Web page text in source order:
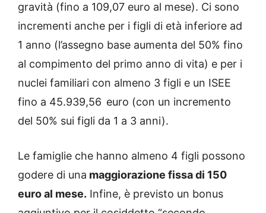
gravità (fino a 109,07 euro al mese). Ci sono
incrementi anche per i figli di età inferiore ad
1 anno (l’assegno base aumenta del 50% fino
al compimento del primo anno di vita) e per i
nuclei familiari con almeno 3 figli e un ISEE
fino a 45.939,56 euro (con un incremento
del 50% sui figli da 1 a 3 anni).
Le famiglie che hanno almeno 4 figli possono
godere di una maggiorazione fissa di 150
euro al mese. Infine, è previsto un bonus